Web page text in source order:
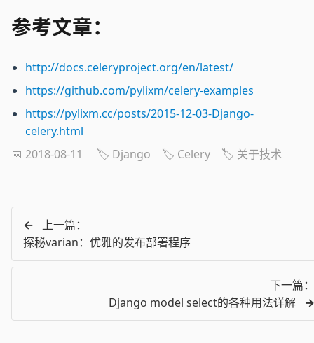
参考文章：
http://docs.celeryproject.org/en/latest/
https://github.com/pylixm/celery-examples
https://pylixm.cc/posts/2015-12-03-Django-
celery.html
📅 2018-08-11
🏷️ Django 🏷️ Celery 🏷️ 关于技术
←
上一篇：
探秘varian：优雅的发布部署程序
下一篇：
Django model select的各种用法详解
→